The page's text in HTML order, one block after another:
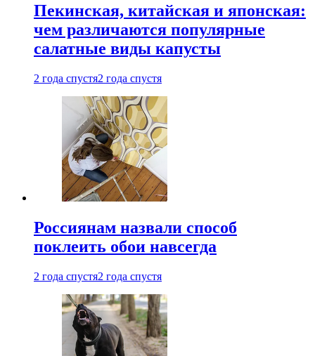
Пекинская, китайская и японская:
чем различаются популярные
салатные виды капусты
2 года спустя2 года спустя
Россиянам назвали способ
поклеить обои навсегда
2 года спустя2 года спустя